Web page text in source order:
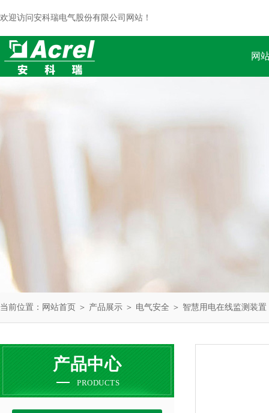
欢迎访问安科瑞电气股份有限公司网站！
网
当前位置： 网站首页 ＞ 产品展示 ＞ 电气安全 ＞ 智慧用电在线监测装置
产品中心
PRODUCTS